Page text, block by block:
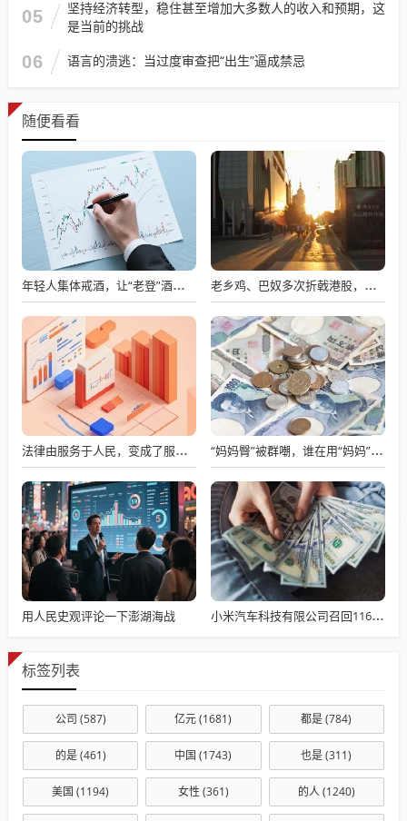
05
坚持经济转型，稳住甚至增加大多数人的收入和预期，这
是当前的挑战
06 语言的溃逃：当过度审查把“出生”逼成禁忌
随便看看
年轻人集体戒酒，让“老登”酒企的天快塌了 老乡鸡、巴奴多次折戟港股，餐饮上市变难了吗？
法律由服务于人民，变成了服务于法学届 “妈妈臀”被群嘲，谁在用“妈妈”污名身体？
用人民史观评论一下澎湖海战 小米汽车科技有限公司召回116887辆SU7标准版电动汽车
标签列表
公司 (587) 亿元(1681) 都是(784)
的是(461) 中国 (1743) 也是(311)
美国 (1194) 女性 (361) 的人(1240)